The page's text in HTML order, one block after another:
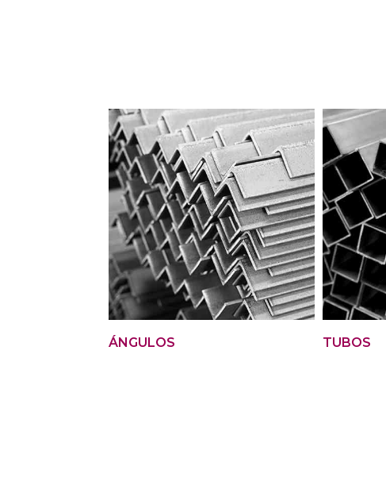
ÁNGULOS TUBOS